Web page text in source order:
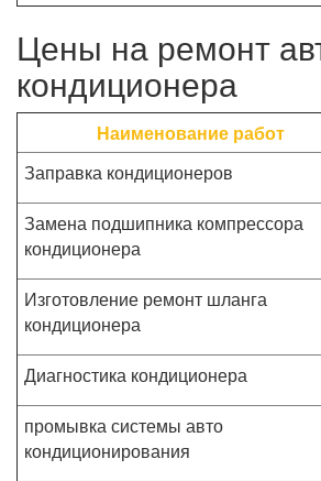
Цены на ремонт
кондиционера
Наименование работ
Заправка кондиционеров
Замена подшипника компрессора
кондиционера
Изготовление ремонт шланга
кондиционера
Диагностика кондиционера
промывка системы авто
кондиционирования